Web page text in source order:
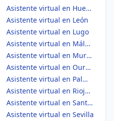
Asistente virtual en Huesca
Asistente virtual en León
Asistente virtual en Lugo
Asistente virtual en Málaga
Asistente virtual en Murcia
Asistente virtual en Ourense
Asistente virtual en Palmas, Las
Asistente virtual en Rioja, La
Asistente virtual en Santa Cruz de Tenerife
Asistente virtual en Sevilla